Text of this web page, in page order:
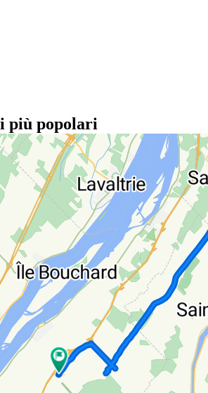
più popolari